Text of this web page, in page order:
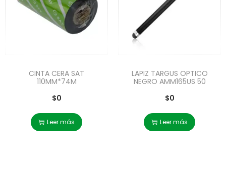
CINTA CERA SAT
110MM*74M
$0
Leer más
LAPIZ TARGUS OPTICO
NEGRO AMM165US 50
$0
Leer más